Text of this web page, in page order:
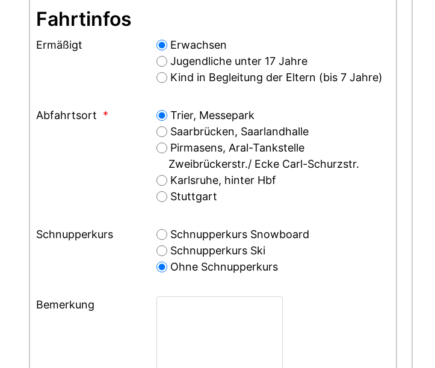
Fahrtinfos
Ermäßigt
Erwachsen
Jugendliche unter 17 Jahre
Kind in Begleitung der Eltern (bis 7 Jahre)
Abfahrtsort *
Trier, Messepark
Saarbrücken, Saarlandhalle
Pirmasens, Aral-Tankstelle
Zweibrückerstr./ Ecke Carl-Schurzstr.
Karlsruhe, hinter Hbf
Stuttgart
Schnupperkurs
Schnupperkurs Snowboard
Schnupperkurs Ski
Ohne Schnupperkurs
Bemerkung